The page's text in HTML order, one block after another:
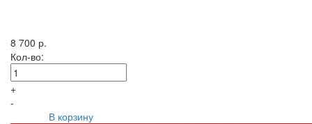
8 700 р.
Кол-во:
+
-
В корзину